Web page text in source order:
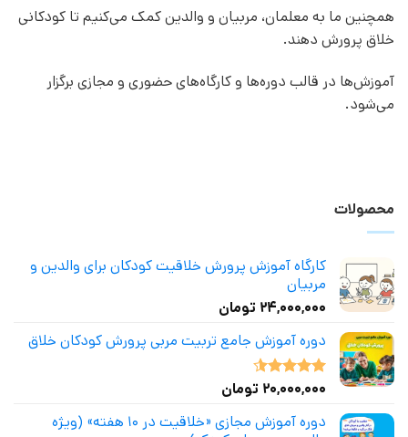
همچنین ما به معلمان، مربیان و والدین کمک می‌کنیم تا کودکانی
خلاق پرورش دهند.
آموزش‌ها در قالب دوره‌ها و کارگاه‌های حضوری و مجازی برگزار
می‌شود.
محصولات
کارگاه آموزش پرورش خلاقیت کودکان برای والدین و
مربیان
۲۴,۰۰۰,۰۰۰ تومان
دوره آموزش جامع تربیت مربی پرورش کودکان خلاق
نمره4.50
۲۰,۰۰۰,۰۰۰ تومان
دوره آموزش مجازی «خلاقیت در ۱۰ هفته» (ویژه